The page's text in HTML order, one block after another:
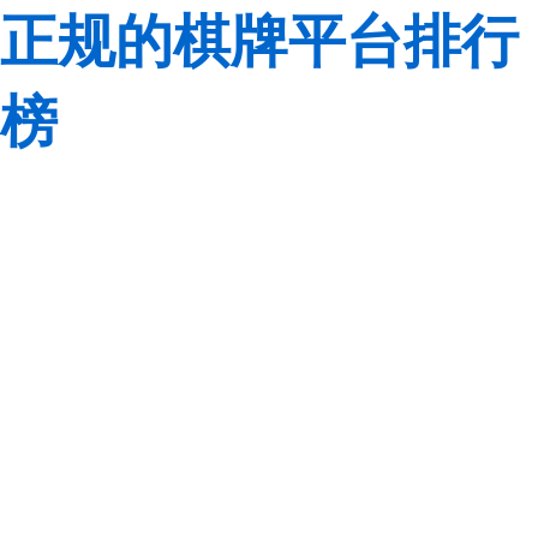
正规的棋牌平台排行
榜